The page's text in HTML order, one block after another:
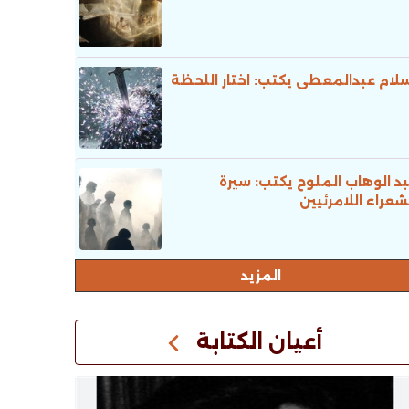
عبدالمعطى يكتب: اختار اللحظة
الوهاب الملوح يكتب: سيرة
اللامرئيين
المزيد
أعيان الكتابة